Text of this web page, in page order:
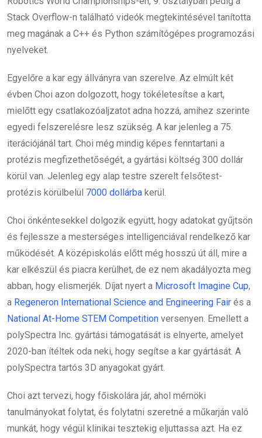
Stack Overflow-n található videók megtekintésével tanította
meg magának a C++ és Python számítógépes programozási
nyelveket.
Egyelőre a kar egy állványra van szerelve. Az elmúlt két
évben Choi azon dolgozott, hogy tökéletesítse a kart,
mielőtt egy csatlakozóaljzatot adna hozzá, amihez szerinte
egyedi felszerelésre lesz szükség. A kar jelenleg a 75.
iterációjánál tart. Choi még mindig képes fenntartani a
protézis megfizethetőségét, a gyártási költség 300 dollár
körül van. Jelenleg egy alap testre szerelt felsőtest-
protézis körülbelül 7000 dollárba kerül.
Choi önkéntesekkel dolgozik együtt, hogy adatokat gyűjtsön
és fejlessze a mesterséges intelligenciával rendelkező kar
működését. A középiskolás előtt még hosszú út áll, mire a
kar elkészül és piacra kerülhet, de ez nem akadályozta meg
abban, hogy elismerjék. Díjat nyert a Microsoft Imagine Cup,
a Regeneron International Science and Engineering Fair és a
National At-Home STEM Competition versenyen. Emellett a
polySpectra Inc. gyártási támogatását is elnyerte, amelyet
2020-ban ítéltek oda neki, hogy segítse a kar gyártását. A
polySpectra tartós 3D anyagokat gyárt.
Choi azt tervezi, hogy főiskolára jár, ahol mérnöki
tanulmányokat folytat, és folytatni szeretné a műkarján való
munkát, hogy végül klinikai tesztekig eljuttassa azt. Ha ez